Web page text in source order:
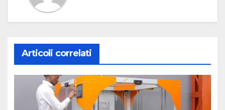
Articoli correlati